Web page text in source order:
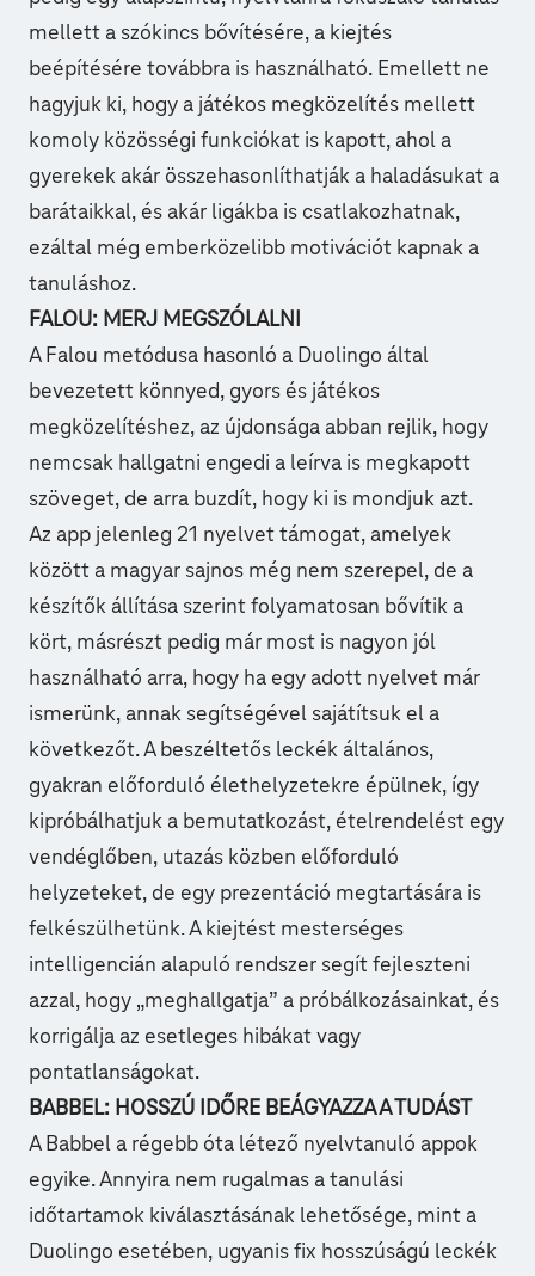
mellett a szókincs bővítésére, a kiejtés
beépítésére továbbra is használható. Emellett ne
hagyjuk ki, hogy a játékos megközelítés mellett
komoly közösségi funkciókat is kapott, ahol a
gyerekek akár összehasonlíthatják a haladásukat a
barátaikkal, és akár ligákba is csatlakozhatnak,
ezáltal még emberközelibb motivációt kapnak a
tanuláshoz.
FALOU: MERJ MEGSZÓLALNI
A Falou metódusa hasonló a Duolingo által
bevezetett könnyed, gyors és játékos
megközelítéshez, az újdonsága abban rejlik, hogy
nemcsak hallgatni engedi a leírva is megkapott
szöveget, de arra buzdít, hogy ki is mondjuk azt.
Az app jelenleg 21 nyelvet támogat, amelyek
között a magyar sajnos még nem szerepel, de a
készítők állítása szerint folyamatosan bővítik a
kört, másrészt pedig már most is nagyon jól
használható arra, hogy ha egy adott nyelvet már
ismerünk, annak segítségével sajátítsuk el a
következőt. A beszéltetős leckék általános,
gyakran előforduló élethelyzetekre épülnek, így
kipróbálhatjuk a bemutatkozást, ételrendelést egy
vendéglőben, utazás közben előforduló
helyzeteket, de egy prezentáció megtartására is
felkészülhetünk. A kiejtést mesterséges
intelligencián alapuló rendszer segít fejleszteni
azzal, hogy „meghallgatja” a próbálkozásainkat, és
korrigálja az esetleges hibákat vagy
pontatlanságokat.
BABBEL: HOSSZÚ IDŐRE BEÁGYAZZA A TUDÁST
A Babbel a régebb óta létező nyelvtanuló appok
egyike. Annyira nem rugalmas a tanulási
időtartamok kiválasztásának lehetősége, mint a
Duolingo esetében, ugyanis fix hosszúságú leckék